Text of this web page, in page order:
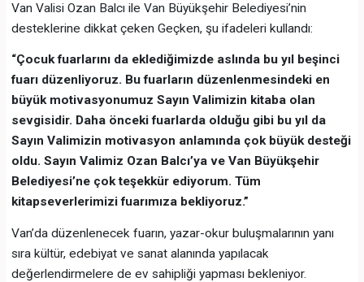
Van Valisi Ozan Balcı ile Van Büyükşehir Belediyesi’nin
desteklerine dikkat çeken Geçken, şu ifadeleri kullandı:
“Çocuk fuarlarını da eklediğimizde aslında bu yıl beşinci
fuarı düzenliyoruz. Bu fuarların düzenlenmesindeki en
büyük motivasyonumuz Sayın Valimizin kitaba olan
sevgisidir. Daha önceki fuarlarda olduğu gibi bu yıl da
Sayın Valimizin motivasyon anlamında çok büyük desteği
oldu. Sayın Valimiz Ozan Balcı’ya ve Van Büyükşehir
Belediyesi’ne çok teşekkür ediyorum. Tüm
kitapseverlerimizi fuarımıza bekliyoruz.”
Van’da düzenlenecek fuarın, yazar-okur buluşmalarının yanı
sıra kültür, edebiyat ve sanat alanında yapılacak
değerlendirmelere de ev sahipliği yapması bekleniyor.